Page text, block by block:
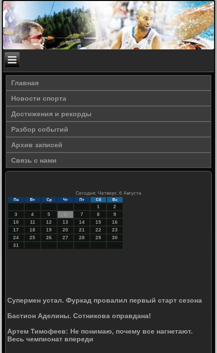
Главная
Новости спорта
Достижения и рекорды
Разбор событий
Архив записей
Связь с нами
Сегодня: Четверг, 6 Августа
Пн Вт Ср Чт Пт Сб Вс
1
2
3
4 5 6 7 8
9
10
11 12 13 14 15
16
17
18 19 20 21 22
23
24
25 26 27 28 29
30
31
Супермен устал. Фуркад провалил первый старт сезона
Бастион Аделины. Сотникова оправдана!
Артем Тимофеев: Не понимаю, почему все нагнетают.
Весь чемпионат впереди